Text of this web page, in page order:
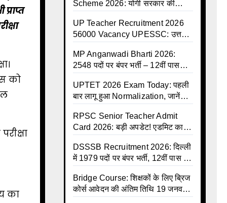
को
का
Scheme 2026: योगी सरकार की
इलाज शुरू
UP Teacher Recruitment 2026
56000 Vacancy UPESSC: उत्तर
की बंपर भर्ती की तैयारी, अगस्त में आ
सकता है विज्ञापन
MP Anganwadi Bharti 2026:
2548 पदों पर बंपर भर्ती – 12वीं पास
Apply Online
UPTET 2026 Exam Today: पहली
बार लागू हुआ Normalization, जानें
क्या होगा फायदा
RPSC Senior Teacher Admit
Card 2026: बड़ी अपडेट! एडमिट कार्ड
जरूरी निर्देश
DSSSB Recruitment 2026: दिल्ली
में 1979 पदों पर बंपर भर्ती, 12वीं पास के
तक
Bridge Course: शिक्षकों के लिए ब्रिज
कोर्स आवेदन की अंतिम तिथि 19 जनवरी